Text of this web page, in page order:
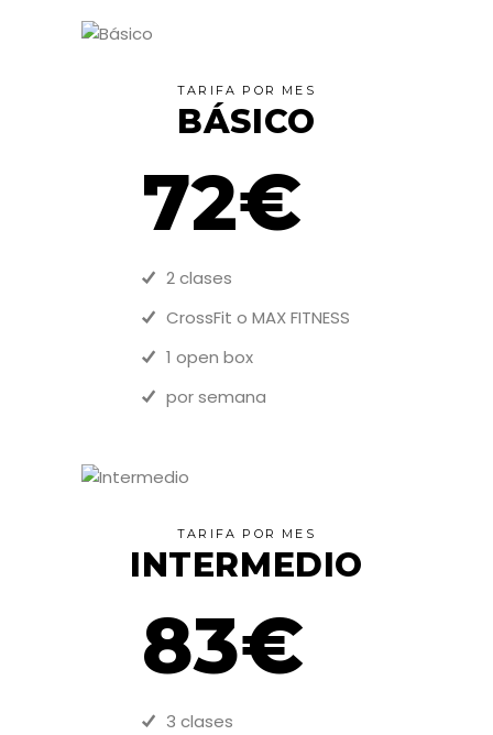
TARIFA POR MES
BÁSICO
72€
2 clases
CrossFit o MAX FITNESS
1 open box
por semana
TARIFA POR MES
INTERMEDIO
83€
3 clases